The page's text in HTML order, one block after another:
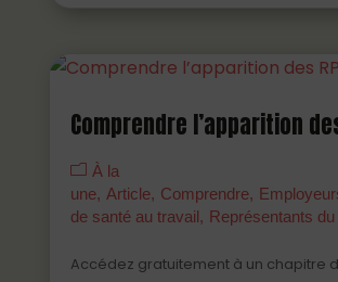
Comprendre l’apparition
À la
une
Article Comprendre
de santé au travail
Représentants
Accédez gratuitement à un chapitre